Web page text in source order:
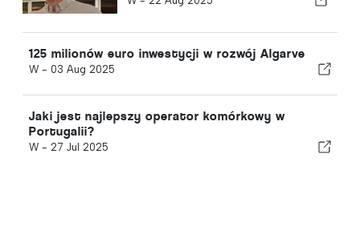
125 milionów euro inwestycji w rozwój Algarve
W - 03 Aug 2025
Jaki jest najlepszy operator komórkowy w
Portugalii?
W - 27 Jul 2025